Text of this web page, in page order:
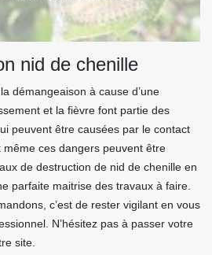
nid de chenille
démangeaison à cause d’une
et la fièvre font partie des
peuvent être causées par le contact
ces dangers peuvent être
de destruction de nid de chenille en
parfaite maitrise des travaux à faire.
c’est de rester vigilant en vous
N’hésitez pas à passer votre
site.